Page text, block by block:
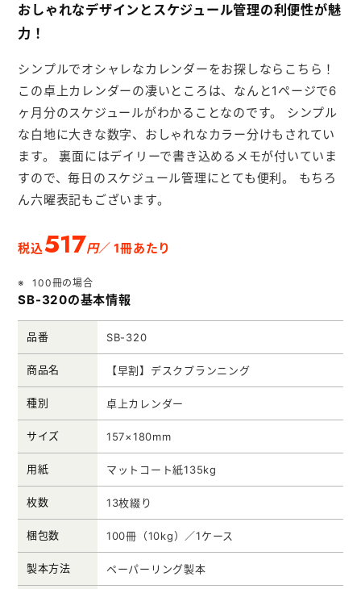
カイロ本舗
ボックスティッシュ本舗
メモ帳本舗
クリアファイル本舗
ウェットティッシュ本舗
うちわ本舗
扇子本舗
おしゃれなデザインとスケジュール管理の利便性が魅
力！
シンプルでオシャレなカレンダーをお探しならこちら！
この卓上カレンダーの凄いところは、なんと1ページで6
ヶ月分のスケジュールがわかることなのです。 シンプル
な白地に大きな数字、おしゃれなカラー分けもされてい
ます。 裏面にはデイリーで書き込めるメモが付いていま
すので、毎日のスケジュール管理にとても便利。 もちろ
ん六曜表記もございます。
税込517円／ 1冊あたり
100冊の場合
SB-320の基本情報
品番 SB-320
商品名 【早割】デスクプランニング
種別 卓上カレンダー
サイズ 157×180mm
用紙 マットコート紙135kg
枚数 13枚綴り
梱包数 100冊（10kg）／1ケース
製本方法 ペーパーリング製本